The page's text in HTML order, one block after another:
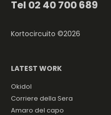
Tel 02 40 700 689
Kortocircuito ©2026
LATEST WORK
Okidol
Corriere della Sera
Amaro del capo